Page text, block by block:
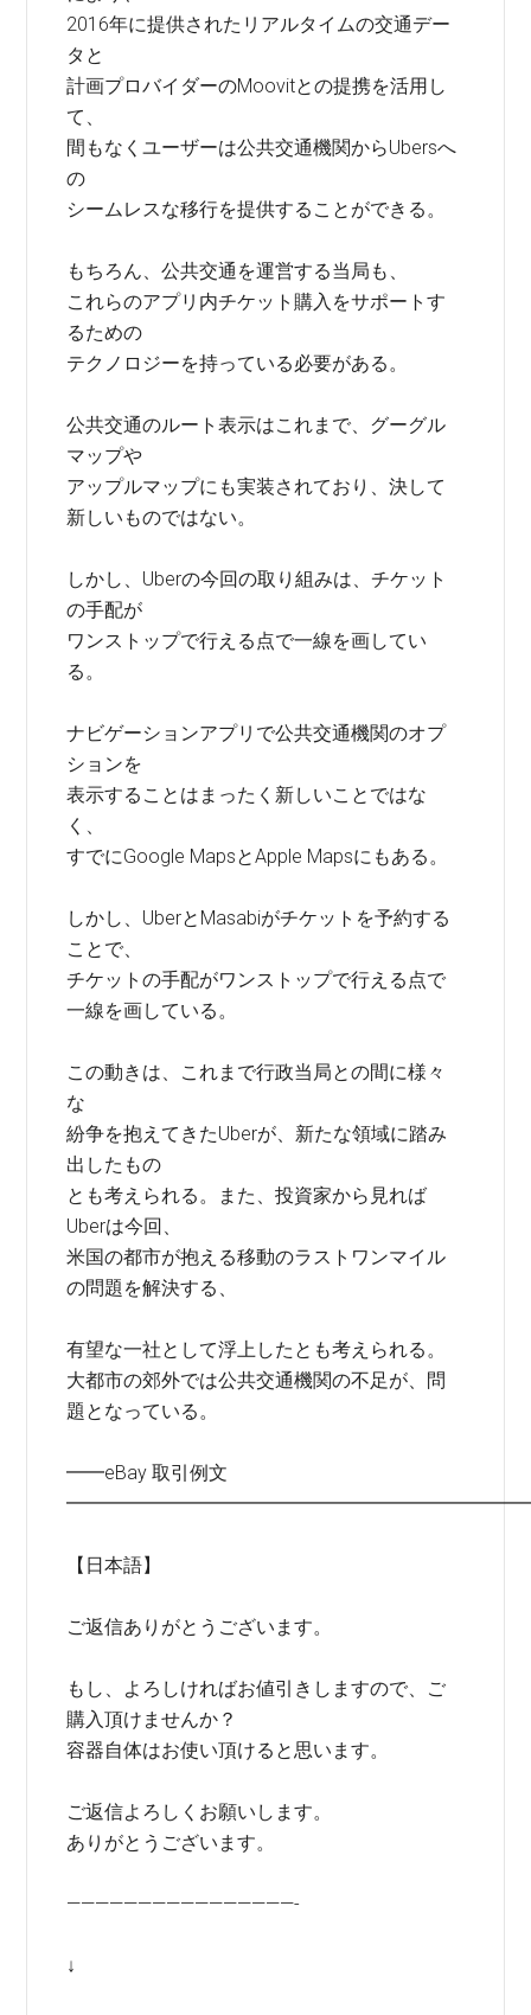
2016年に提供されたリアルタイムの交通デー
タと
計画プロバイダーのMoovitとの提携を活用し
て、
間もなくユーザーは公共交通機関からUbersへ
の
シームレスな移行を提供することができる。
もちろん、公共交通を運営する当局も、
これらのアプリ内チケット購入をサポートす
るための
テクノロジーを持っている必要がある。
公共交通のルート表示はこれまで、グーグル
マップや
アップルマップにも実装されており、決して
新しいものではない。
しかし、Uberの今回の取り組みは、チケット
の手配が
ワンストップで行える点で一線を画してい
る。
ナビゲーションアプリで公共交通機関のオプ
ションを
表示することはまったく新しいことではな
く、
すでにGoogle MapsとApple Mapsにもある。
しかし、UberとMasabiがチケットを予約する
ことで、
チケットの手配がワンストップで行える点で
一線を画している。
この動きは、これまで行政当局との間に様々
な
紛争を抱えてきたUberが、新たな領域に踏み
出したもの
とも考えられる。また、投資家から見れば
Uberは今回、
米国の都市が抱える移動のラストワンマイル
の問題を解決する、
有望な一社として浮上したとも考えられる。
大都市の郊外では公共交通機関の不足が、問
題となっている。
━━eBay 取引例文
【日本語】
ご返信ありがとうございます。
もし、よろしければお値引きしますので、ご
購入頂けませんか？
容器自体はお使い頂けると思います。
ご返信よろしくお願いします。
ありがとうございます。
————————————————-
↓